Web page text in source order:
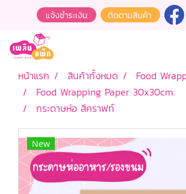
หน้าแรก สินค้าทั้งหมด
Food
Food Wrapping Paper 30x30cm.
กระดาษห่อ สีคราฟท์
New